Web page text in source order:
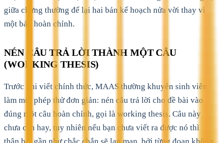
giữa chừng thường để lại hai bản kế hoạch nửa vời thay vì
một bản hoàn chỉnh.
NÉN CÂU TRẢ LỜI THÀNH MỘT CÂU
(WORKING THESIS)
Trước khi viết chính thức, MAAS thường khuyên sinh viên
làm một phép thử đơn giản: nén câu trả lời cho đề bài vào
đúng một câu hoàn chỉnh, gọi là working thesis. Câu này
chưa cần hay, tuy nhiên nếu bạn chưa viết ra được nó thì